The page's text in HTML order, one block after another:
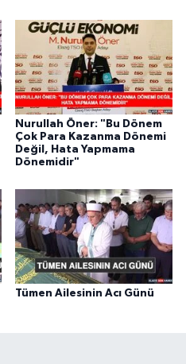
Nurullah Öner: "Bu Dönem
Çok Para Kazanma Dönemi
Değil, Hata Yapmama
Dönemidir"
Tümen Ailesinin Acı Günü